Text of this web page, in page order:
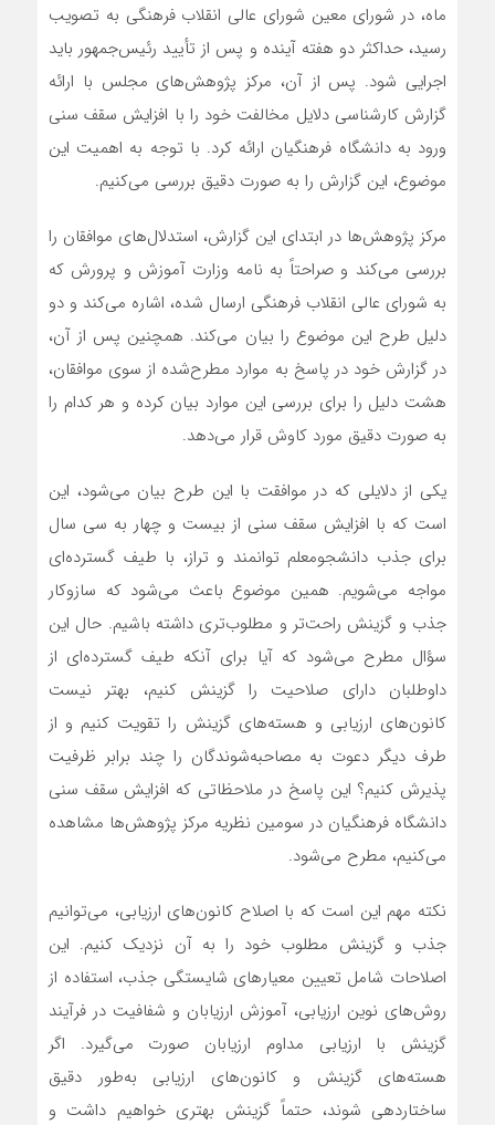
ماه، در شورای معین شورای عالی انقلاب فرهنگی به تصویب
رسید، حداکثر دو هفته آینده و پس از تأیید رئیس‌جمهور باید
اجرایی شود. پس از آن، مرکز پژوهش‌های مجلس با ارائه
گزارش کارشناسی دلایل مخالفت خود را با افزایش سقف سنی
ورود به دانشگاه فرهنگیان ارائه کرد. با توجه به اهمیت این
موضوع، این گزارش را به صورت دقیق بررسی می‌کنیم.
مرکز پژوهش‌ها در ابتدای این گزارش، استدلال‌های موافقان را
بررسی می‌کند و صراحتاً به نامه وزارت آموزش و پرورش که
به شورای عالی انقلاب فرهنگی ارسال شده، اشاره می‌کند و دو
دلیل طرح این موضوع را بیان می‌کند. همچنین پس از آن،
در گزارش خود در پاسخ به موارد مطرح‌شده از سوی موافقان،
هشت دلیل را برای بررسی این موارد بیان کرده و هر کدام را
به صورت دقیق مورد کاوش قرار می‌دهد.
یکی از دلایلی که در موافقت با این طرح بیان می‌شود، این
است که با افزایش سقف سنی از بیست و چهار به سی سال
برای جذب دانشجومعلم توانمند و تراز، با طیف گسترده‌ای
مواجه می‌شویم. همین موضوع باعث می‌شود که سازوکار
جذب و گزینش راحت‌تر و مطلوب‌تری داشته باشیم. حال این
سؤال مطرح می‌شود که آیا برای آنکه طیف گسترده‌ای از
داوطلبان دارای صلاحیت را گزینش کنیم، بهتر نیست
کانون‌های ارزیابی و هسته‌های گزینش را تقویت کنیم و از
طرف دیگر دعوت به مصاحبه‌شوندگان را چند برابر ظرفیت
پذیرش کنیم؟ این پاسخ در ملاحظاتی که افزایش سقف سنی
دانشگاه فرهنگیان در سومین نظریه مرکز پژوهش‌ها مشاهده
می‌کنیم، مطرح می‌شود.
نکته مهم این است که با اصلاح کانون‌های ارزیابی، می‌توانیم
جذب و گزینش مطلوب خود را به آن نزدیک کنیم. این
اصلاحات شامل تعیین معیارهای شایستگی جذب، استفاده از
روش‌های نوین ارزیابی، آموزش ارزیابان و شفافیت در فرآیند
گزینش با ارزیابی مداوم ارزیابان صورت می‌گیرد. اگر
هسته‌های گزینش و کانون‌های ارزیابی به‌طور دقیق
ساختاردهی شوند، حتماً گزینش بهتری خواهیم داشت و